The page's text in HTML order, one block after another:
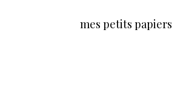
mes petits papiers